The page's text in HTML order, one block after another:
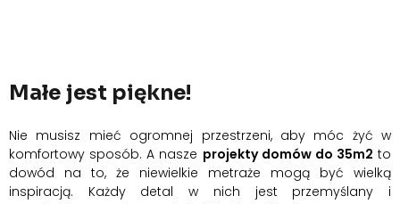
Małe jest piękne!
Nie musisz mieć ogromnej przestrzeni, aby móc żyć w
komfortowy sposób. A nasze projekty domów do 35m2 to
dowód na to, że niewielkie metraże mogą być wielką
inspiracją. Każdy detal w nich jest przemyślany i